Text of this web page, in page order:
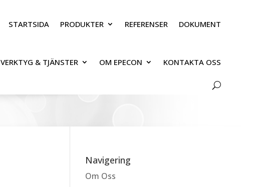
STARTSIDA PRODUKTER REFERENSER DOKUMENT
VERKTYG & TJÄNSTER OM EPECON KONTAKTA OSS
Navigering
Om Oss